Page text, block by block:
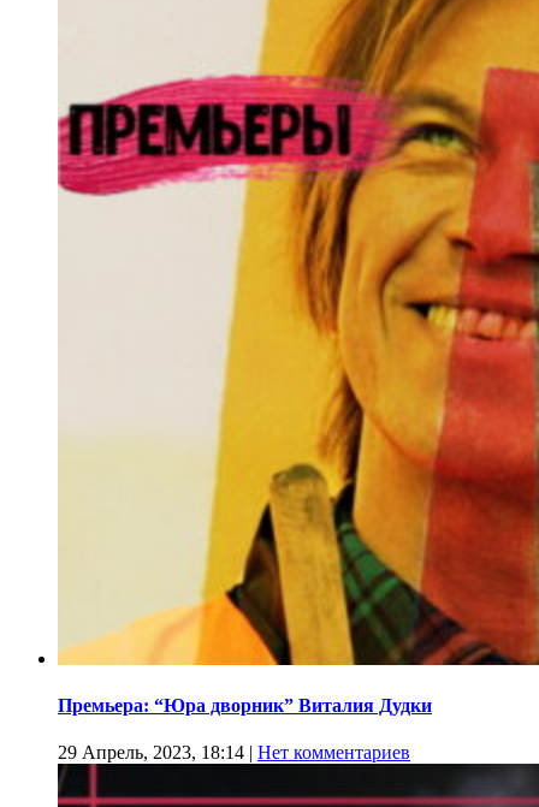
Премьера: “Юра дворник” Виталия Дудки
29 Апрель, 2023, 18:14 | Нет комментариев